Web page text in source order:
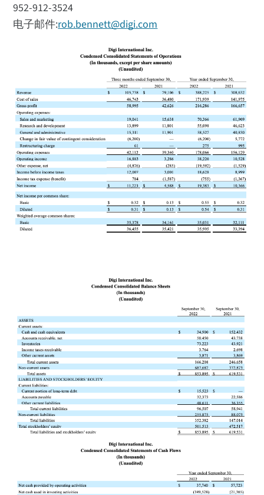
952-912-3524
电子邮件:rob.bennett@digi.com